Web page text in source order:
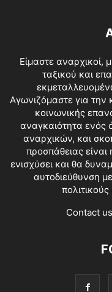
Είμαστε αναρχικοί,
ταξικού και
Αγωνιζόμαστε για
κοινωνικής
αναγκαιότητα
αναρχικών, και
προσπάθειας
ενισχύσει και θα
αυτοδιεύθυνση
Contact